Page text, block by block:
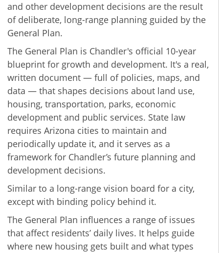
and other development decisions are the result
of deliberate, long-range planning guided by the
General Plan.
The General Plan is Chandler's official 10-year
blueprint for growth and development. It's a real,
written document — full of policies, maps, and
data — that shapes decisions about land use,
housing, transportation, parks, economic
development and public services. State law
requires Arizona cities to maintain and
periodically update it, and it serves as a
framework for Chandler’s future planning and
development decisions.
Similar to a long-range vision board for a city,
except with binding policy behind it.
The General Plan influences a range of issues
that affect residents’ daily lives. It helps guide
where new housing gets built and what types